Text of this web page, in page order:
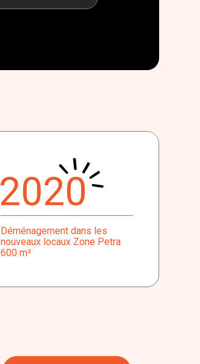
Déménagement dans les
nouveaux locaux Zone Petra
600 m²